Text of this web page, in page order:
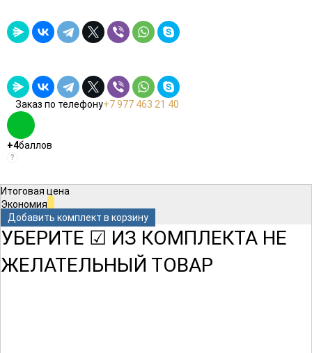
Заказ по телефону+7 977 463 21 40
+4баллов
?
Итоговая цена
Экономия
Добавить комплект в корзину
УБЕРИТЕ ☑ ИЗ КОМПЛЕКТА НЕ
ЖЕЛАТЕЛЬНЫЙ ТОВАР